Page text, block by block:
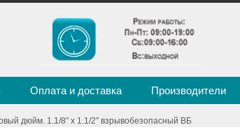
Оплата и доставка Производители
дюйм. 1.1/8″ x 1.1/2″ взрывобезопасный ВБ